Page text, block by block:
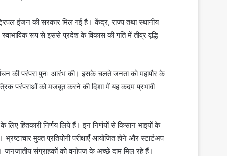
इंजन की सरकार मिल गई है। केंद्र, राज्य तथा स्थानीय
रूप से इससे प्रदेश के विकास की गति में तीव्र वृद्धि
की परंपरा पुनः आरंभ की। इसके चलते जनता को महापौर के
परंपराओं को मजबूत करने की दिशा में यह कदम प्रभावी
हितकारी निर्णय लिये हैं। इन निर्णयों से किसान भाइयों के
मुक्त प्रतियोगी परीक्षाएँ आयोजित होने और स्टार्टअप
जनजातीय संग्राहकों को वनोपज के अच्छे दाम मिल रहे हैं।